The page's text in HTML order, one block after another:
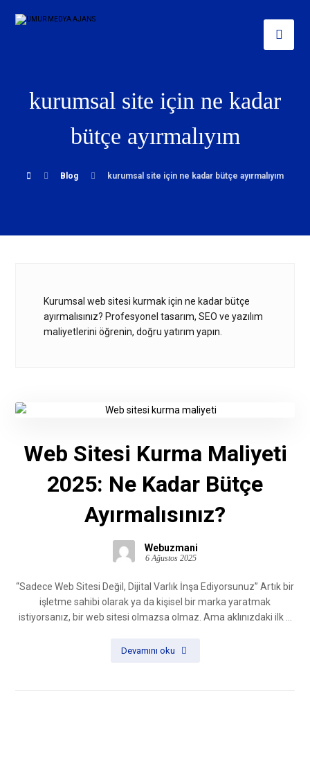
kurumsal site için ne kadar
bütçe ayırmalıyım
Blog kurumsal site için ne kadar bütçe ayırmalıyım
Kurumsal web sitesi kurmak için ne kadar bütçe
ayırmalısınız? Profesyonel tasarım, SEO ve yazılım
maliyetlerini öğrenin, doğru yatırım yapın.
Web Sitesi Kurma Maliyeti
2025: Ne Kadar Bütçe
Ayırmalısınız?
Webuzmani
6 Ağustos 2025
“Sadece Web Sitesi Değil, Dijital Varlık İnşa Ediyorsunuz” Artık bir
işletme sahibi olarak ya da kişisel bir marka yaratmak
istiyorsanız, bir web sitesi olmazsa olmaz. Ama aklınızdaki ilk ...
Devamını oku